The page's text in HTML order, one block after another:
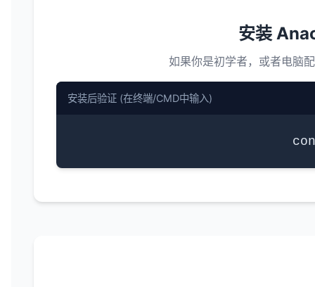
安装
如果你是初学者，或者电脑
安装后验证 (在终端/CMD中输入)